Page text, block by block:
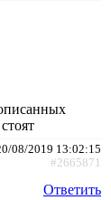
08/2019 13:02:15
#2665871
Ответить